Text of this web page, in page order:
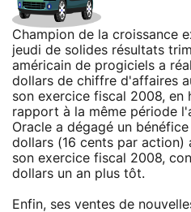
Champion de la croissance
jeudi de solides résultats
américain de progiciels a
dollars de chiffre d'affaires
son exercice fiscal 2008, en
rapport à la même période
Oracle a dégagé un
dollars (16 cents par action)
son exercice fiscal 2008,
dollars un an plus tôt.
Enfin, ses ventes de